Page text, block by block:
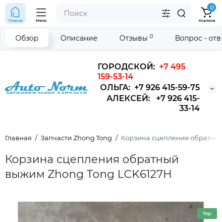
ГОРОДСКОЙ: +7 495
159-53-14
ОЛЬГА: +7 926 415-59-75
АЛЕКСЕЙ: +7 926 415-
33-14
Главная Меню
0
Корзина
Главная Запчасти Zhong Tong Корзина сцепления
Корзина сцепления обратный
выжим Zhong Tong LCK6127H
Обзор Описание Отзывы 0 Вопрос -
Top